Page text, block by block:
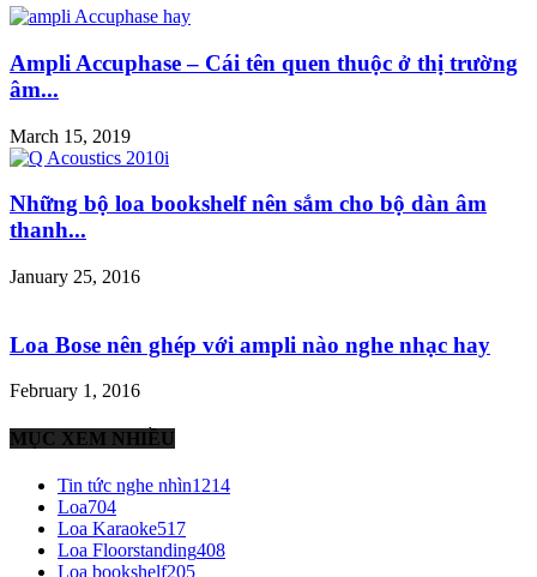
Ampli Accuphase – Cái tên quen thuộc ở thị trường
âm...
March 15, 2019
Những bộ loa bookshelf nên sắm cho bộ dàn âm
thanh...
January 25, 2016
Loa Bose nên ghép với ampli nào nghe nhạc hay
February 1, 2016
MỤC XEM NHIỀU
Tin tức nghe nhìn1214
Loa704
Loa Karaoke517
Loa Floorstanding408
Loa bookshelf205